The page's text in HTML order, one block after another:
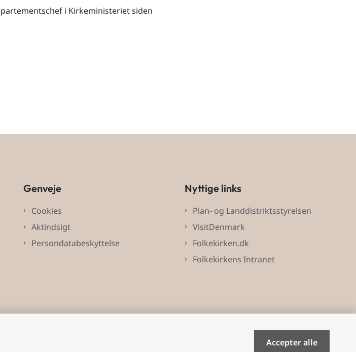
i Kirkeministeriet siden
Genveje
Cookies
Aktindsigt
Persondatabeskyttelse
Nyttige links
Plan- og Landdistriktsstyrelsen
VisitDenmark
Folkekirken.dk
Folkekirkens Intranet
Accepter alle